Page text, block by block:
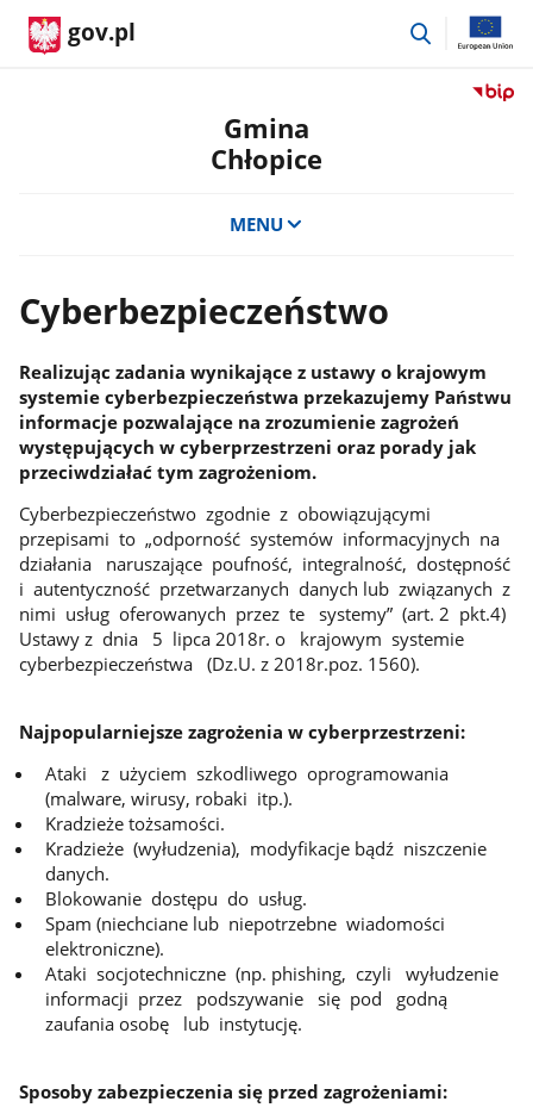
gov.pl
przejdź
Przejdź
Gmina
Chłopice
MENU
Cyberbezpieczeństwo
Realizując zadania wynikające z ustawy o krajowym
systemie cyberbezpieczeństwa przekazujemy Państwu
informacje pozwalające na zrozumienie zagrożeń
występujących w cyberprzestrzeni oraz porady jak
przeciwdziałać tym zagrożeniom.
Cyberbezpieczeństwo zgodnie z obowiązującymi
przepisami to „odporność systemów informacyjnych na
działania naruszające poufność, integralność, dostępność
i autentyczność przetwarzanych danych lub związanych z
nimi usług oferowanych przez te systemy” (art. 2 pkt.4)
Ustawy z dnia 5 lipca 2018r. o krajowym systemie
cyberbezpieczeństwa (Dz.U. z 2018r.poz. 1560).
Najpopularniejsze zagrożenia w cyberprzestrzeni:
Ataki z użyciem szkodliwego oprogramowania
(malware, wirusy, robaki itp.).
Kradzieże tożsamości.
Kradzieże (wyłudzenia), modyfikacje bądź niszczenie
danych.
Blokowanie dostępu do usług.
Spam (niechciane lub niepotrzebne wiadomości
elektroniczne).
Ataki socjotechniczne (np. phishing, czyli wyłudzenie
informacji przez podszywanie się pod godną
zaufania osobę lub instytucję.
Sposoby zabezpieczenia się przed zagrożeniami: